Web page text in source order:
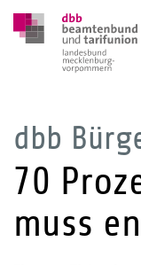
dbb
70
muss